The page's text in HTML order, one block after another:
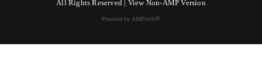
All Rights Reserved | View Non-AMP Version
Powered by AMPforWP